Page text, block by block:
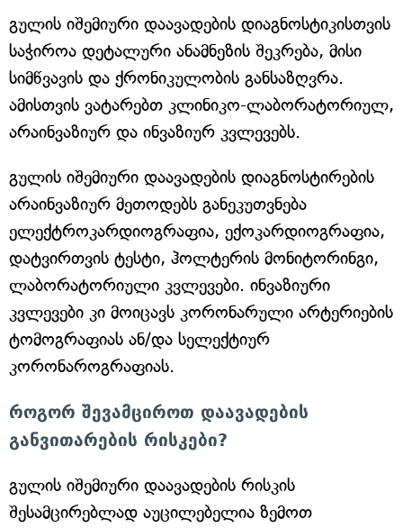
გულის იშემიური დაავადების დიაგნოსტიკისთვის
საჭიროა დეტალური ანამნეზის შეკრება, მისი
სიმწვავის და ქრონიკულობის განსაზღვრა.
ამისთვის ვატარებთ კლინიკო-ლაბორატორიულ,
არაინვაზიურ და ინვაზიურ კვლევებს.
გულის იშემიური დაავადების დიაგნოსტირების
არაინვაზიურ მეთოდებს განეკუთვნება
ელექტროკარდიოგრაფია, ექოკარდიოგრაფია,
დატვირთვის ტესტი, ჰოლტერის მონიტორინგი,
ლაბორატორიული კვლევები. ინვაზიური
კვლევები კი მოიცავს კორონარული არტერიების
ტომოგრაფიას ან/და სელექტიურ
კორონაროგრაფიას.
როგორ შევამციროთ დაავადების
განვითარების რისკები?
გულის იშემიური დაავადების რისკის
შესამცირებლად აუცილებელია ზემოთ